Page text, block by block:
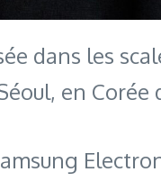
dans les
en Corée